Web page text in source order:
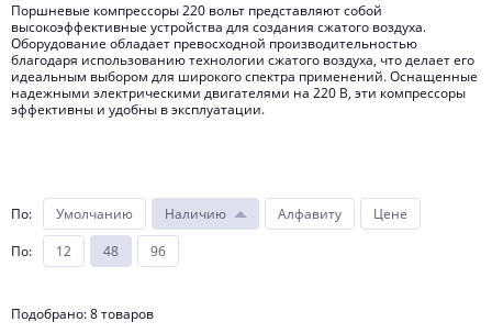
Поршневые компрессоры 220 вольт представляют собой
высокоэффективные устройства для создания сжатого воздуха.
Оборудование обладает превосходной производительностью
благодаря использованию технологии сжатого воздуха, что делает его
идеальным выбором для широкого спектра применений. Оснащенные
надежными электрическими двигателями на 220 В, эти компрессоры
эффективны и удобны в эксплуатации.
в автосервисах — для пневматического инструмента;
в дизайне — для работы с аэрографами и пистолетами-
распылителями;
По: Умолчанию Наличию Алфавиту
Цене
По: 12 48 96
Подобрано: 8 товаров